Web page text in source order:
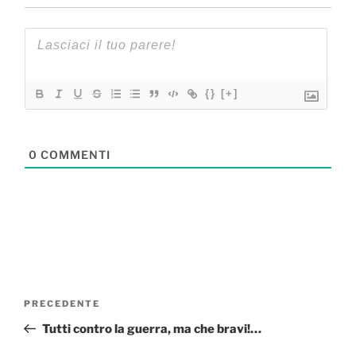
{} [+]
0 COMMENTI
Articolo
precedente:
PRECEDENTE
Tutti contro la guerra, ma che bravi!…